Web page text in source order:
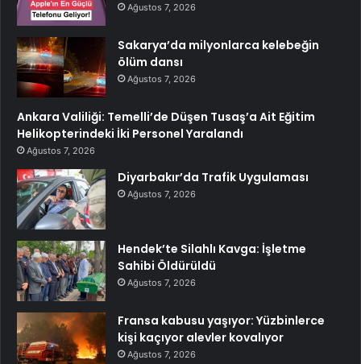
Ağustos 7, 2026
Sakarya’da milyonlarca kelebeğin
ölüm dansı
Ağustos 7, 2026
Ankara Valiliği: Temelli’de Düşen Tusaş’a Ait Eğitim
Helikopterindeki İki Personel Yaralandı
Ağustos 7, 2026
Diyarbakır’da Trafik Uygulaması
Ağustos 7, 2026
Hendek’te Silahlı Kavga: İşletme
Sahibi Öldürüldü
Ağustos 7, 2026
Fransa kabusu yaşıyor: Yüzbinlerce
kişi kaçıyor alevler kovalıyor
Ağustos 7, 2026